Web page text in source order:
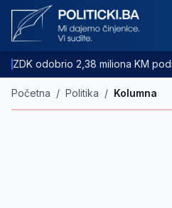
Početna / Politika / Kolumna